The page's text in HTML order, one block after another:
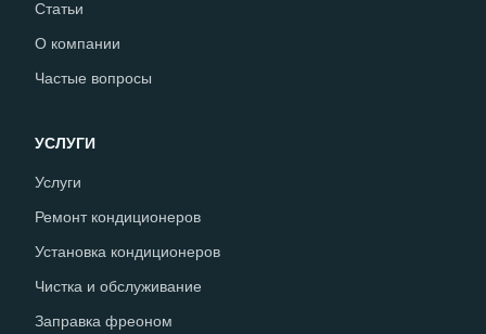
Статьи
О компании
Частые вопросы
УСЛУГИ
Услуги
Ремонт кондиционеров
Установка кондиционеров
Чистка и обслуживание
Заправка фреоном